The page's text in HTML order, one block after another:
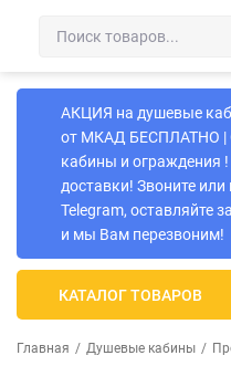
АКЦИЯ на душевые
от МКАД БЕСПЛАТНО |
кабины и ограждения
доставки! Звоните
Telegram, оставляйте
и мы Вам перезвоним!
КАТАЛОГ ТОВАРОВ
Главная / Душевые кабины /